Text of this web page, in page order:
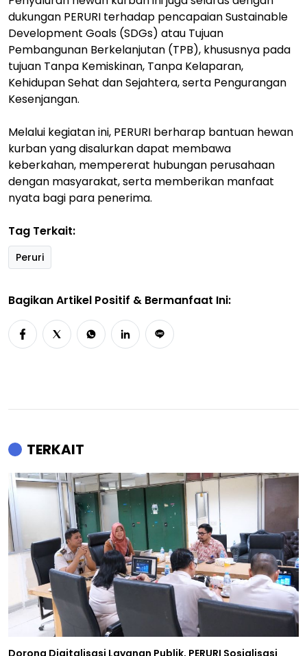
dukungan PERURI terhadap pencapaian Sustainable
Development Goals (SDGs) atau Tujuan
Pembangunan Berkelanjutan (TPB), khususnya pada
tujuan Tanpa Kemiskinan, Tanpa Kelaparan,
Kehidupan Sehat dan Sejahtera, serta Pengurangan
Kesenjangan.
Melalui kegiatan ini, PERURI berharap bantuan hewan
kurban yang disalurkan dapat membawa
keberkahan, mempererat hubungan perusahaan
dengan masyarakat, serta memberikan manfaat
nyata bagi para penerima.
Tag Terkait:
Peruri
Bagikan Artikel Positif & Bermanfaat Ini:
TERKAIT
Dorong Digitalisasi Layanan Publik, PERURI Sosialisasi